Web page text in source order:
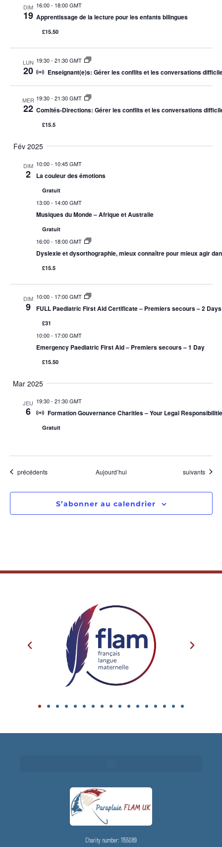
DIM
19
16:00- 18:00 GMT
Apprentissage de la lecture pour les enfants bilingues
£15.50
LUN
20
19:30- 21:30 GMT
Enseignant(e)s: Gérer les conflits et les conversations
MER
22
19:30- 21:30 GMT
Comités-Directions: Gérer les conflits et les conversations
£15.5
Fév 2025
DIM
2
10:00- 10:45 GMT
La couleur des émotions
Gratuit
13:00- 14:00 GMT
Musiques du Monde – Afrique et Australie
Gratuit
16:00- 18:00 GMT
Dyslexie et dysorthographie, mieux connaître pour mieux agir
£15.5
DIM
9
10:00- 17:00 GMT
FULL Paediatric First Aid Certificate – Premiers secours – 2 Days
£31
10:00- 17:00 GMT
Emergency Paediatric First Aid – Premiers secours – 1 Day
£15.50
Mar 2025
JEU
6
19:30- 21:30 GMT
Formation Gouvernance Charities – Your Legal
Gratuit
Évènements
précédents Aujourd’hui Évènements
suivants
S’abonner au calendrier
Charity number: 1155089